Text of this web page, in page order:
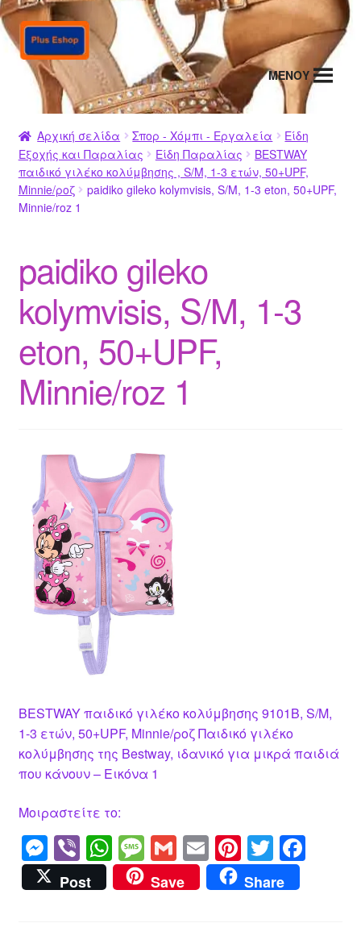
Απευθείας
μετάβαση
στην
πλοήγηση
Μετάβαση
σε
περιεχόμενο
MENΟΥ
Αρχική σελίδα Σπορ - Χόμπι - Εργαλεία
Είδη
Εξοχής και Παραλίας
Είδη Παραλίας
BESTWAY
παιδικό γιλέκο κολύμβησης , S/M, 1-3 ετών, 50+UPF,
Minnie/ροζ
paidiko gileko kolymvisis, S/M, 1-3 eton, 50+UPF,
Minnie/roz 1
paidiko gileko
kolymvisis, S/M, 1-3
eton, 50+UPF,
Minnie/roz 1
BESTWAY παιδικό γιλέκο κολύμβησης 9101B, S/M,
1-3 ετών, 50+UPF, Minnie/ροζ Παιδικό γιλέκο
κολύμβησης της Bestway, ιδανικό για μικρά παιδιά
που κάνουν – Εικόνα 1
Μοιραστείτε το:
M
e
ss
Vi
b
er
W
h
at
M
e
ss
G
m
ail
E
m
ail
Pi
nt
er
T
wi
tt
F
Post Save Share